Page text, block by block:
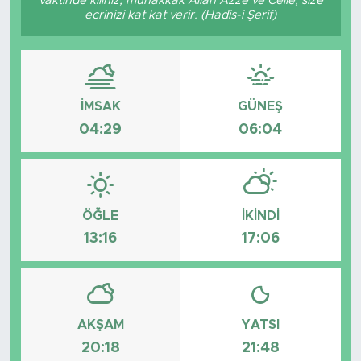
ecrinizi kat kat verir. (Hadis-i Şerif)
İMSAK
04:29
GÜNEŞ
06:04
ÖĞLE
13:16
İKINDI
17:06
AKŞAM
20:18
YATSI
21:48
Resmi İlanlar
Söyleşi
Foto Şaka
Teknoloji
Politika